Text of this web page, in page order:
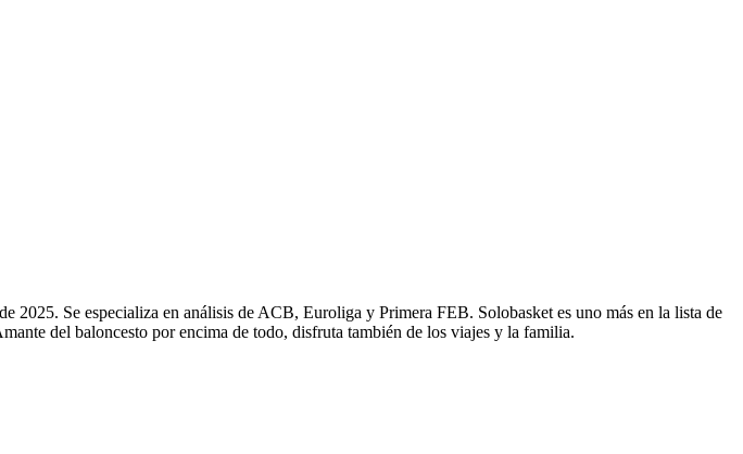
Se especializa en análisis de ACB, Euroliga y Primera FEB. Solobasket es uno más en la lista de
del baloncesto por encima de todo, disfruta también de los viajes y la familia.